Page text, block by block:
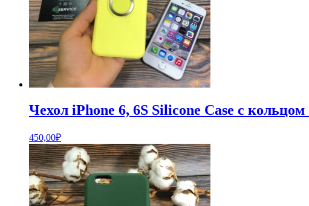
Чехол iPhone 6, 6S Silicone Case с
450,00₽